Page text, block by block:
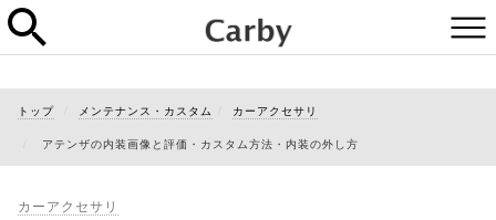
トップ メンテナンス・カスタム カーアクセサリ
アテンザの内装画像と評価・カスタム方法・内装の外し方
カーアクセサリ